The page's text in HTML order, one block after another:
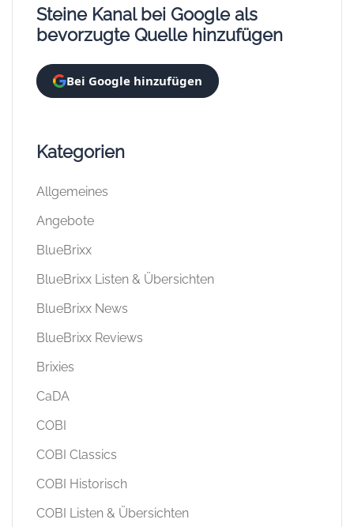
Steine Kanal bei Google als
bevorzugte Quelle hinzufügen
Bei Google hinzufügen
Kategorien
Allgemeines
Angebote
BlueBrixx
BlueBrixx Listen & Übersichten
BlueBrixx News
BlueBrixx Reviews
Brixies
CaDA
COBI
COBI Classics
COBI Historisch
COBI Listen & Übersichten